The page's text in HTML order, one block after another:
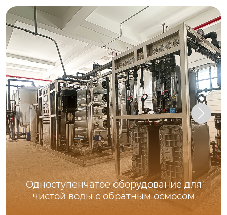
Одноступенчатое оборудование для
чистой воды с обратным осмосом